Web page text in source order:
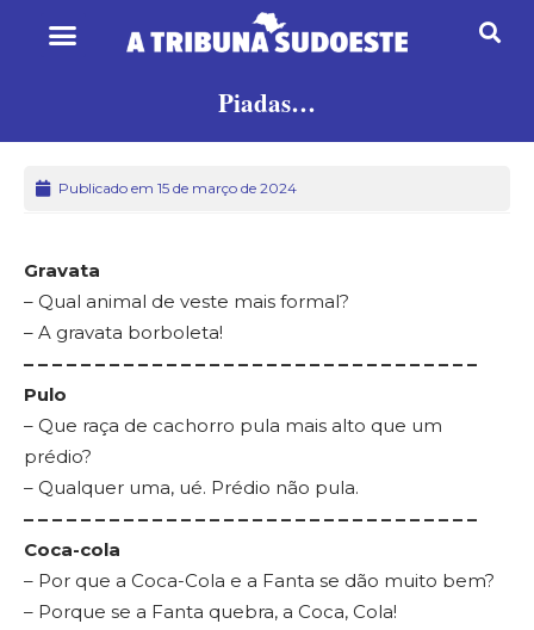
Piadas…
Publicado em 15 de março de 2024
Gravata
– Qual animal de veste mais formal?
– A gravata borboleta!
– – – – – – – – – – – – – – – – – – – – – – – – – – – – – – – –
Pulo
– Que raça de cachorro pula mais alto que um
prédio?
– Qualquer uma, ué. Prédio não pula.
– – – – – – – – – – – – – – – – – – – – – – – – – – – – – – – –
Coca-cola
– Por que a Coca-Cola e a Fanta se dão muito bem?
– Porque se a Fanta quebra, a Coca, Cola!